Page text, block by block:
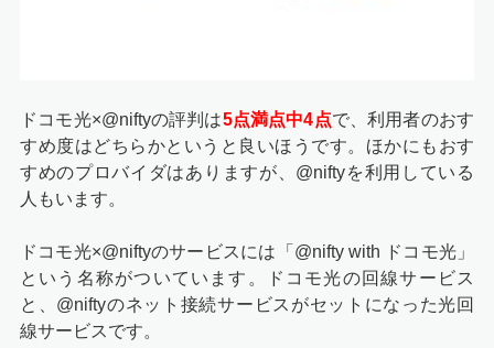
ドコモ光×@niftyの評判は5点満点中4点で、利用者のおす
すめ度はどちらかというと良いほうです。ほかにもおす
すめのプロバイダはありますが、@niftyを利用している
人もいます。
ドコモ光×@niftyのサービスには「@nifty with ドコモ光」
という名称がついています。ドコモ光の回線サービス
と、@niftyのネット接続サービスがセットになった光回
線サービスです。